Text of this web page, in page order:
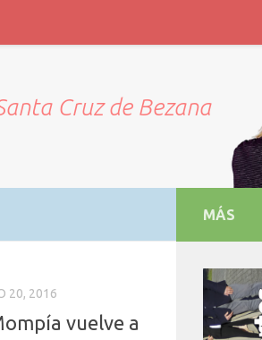
Cruz de Bezana
20, 2016
vuelve a
MÁS